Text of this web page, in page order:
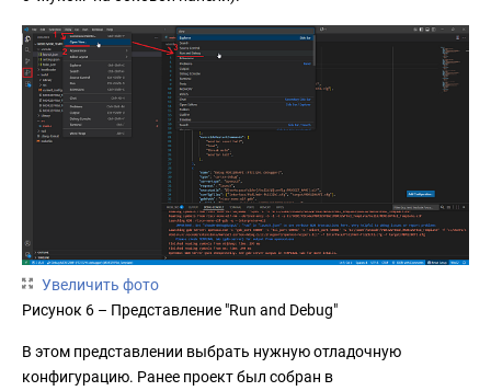
Увеличить фото
Рисунок 6 – Представление "Run and Debug"
В этом представлении выбрать нужную отладочную
конфигурацию. Ранее проект был собран в